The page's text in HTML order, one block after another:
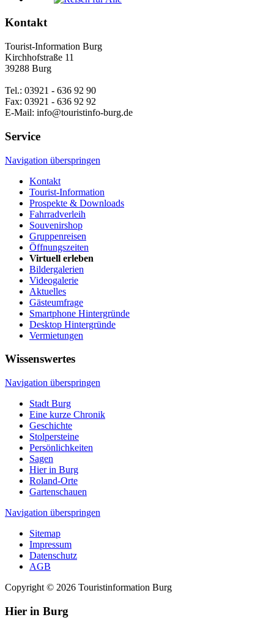
Kontakt
Tourist-Information Burg
Kirchhofstraße 11
39288 Burg
Tel.: 03921 - 636 92 90
Fax: 03921 - 636 92 92
E-Mail: info@touristinfo-burg.de
Service
Navigation überspringen
Kontakt
Tourist-Information
Prospekte & Downloads
Fahrradverleih
Souvenirshop
Gruppenreisen
Öffnungszeiten
Virtuell erleben
Bildergalerien
Videogalerie
Aktuelles
Gästeumfrage
Smartphone Hintergründe
Desktop Hintergründe
Vermietungen
Wissenswertes
Navigation überspringen
Stadt Burg
Eine kurze Chronik
Geschichte
Stolpersteine
Persönlichkeiten
Sagen
Hier in Burg
Roland-Orte
Gartenschauen
Navigation überspringen
Sitemap
Impressum
Datenschutz
AGB
Copyright © 2026 Touristinformation Burg
Hier in Burg